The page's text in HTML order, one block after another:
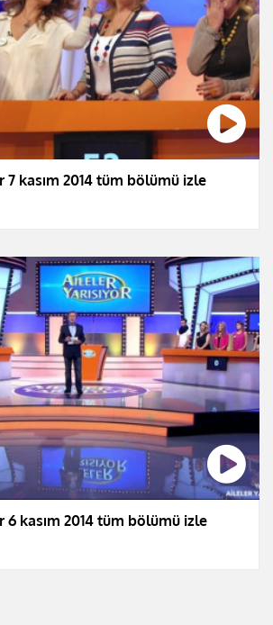
7 kasım 2014 tüm bölümü izle
6 kasım 2014 tüm bölümü izle